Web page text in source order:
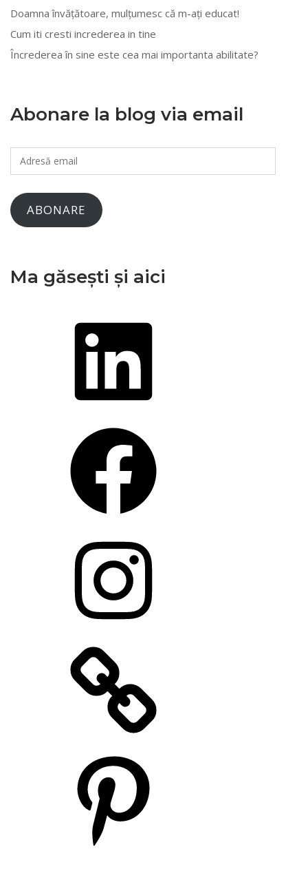
Doamna învățătoare, mulțumesc că m-ați educat!
Cum iti cresti increderea in tine
Încrederea în sine este cea mai importanta abilitate?
Abonare la blog via email
Adresă
email
ABONARE
Ma găsești și aici